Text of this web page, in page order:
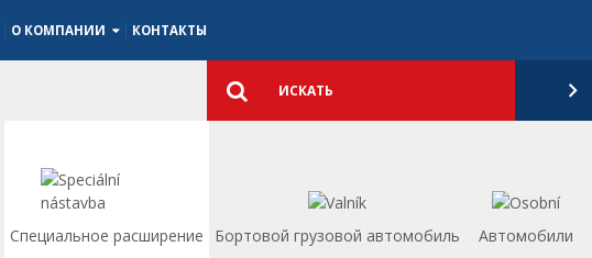
О КОМПАНИИ КОНТАКТЫ
Подробный
поиск Искать
Специальное расширение Бортовой грузовой автомобиль Aвтомобили